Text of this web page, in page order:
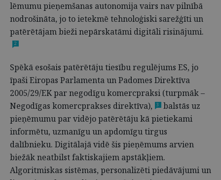
lēmumu pieņemšanas autonomija vairs nav pilnībā
nodrošināta, jo to ietekmē tehnoloģiski sarežģīti un
patērētājam bieži nepārskatāmi digitāli risinājumi.
2
Spēkā esošais patērētāju tiesību regulējums ES, jo
īpaši Eiropas Parlamenta un Padomes Direktīva
2005/29/EK par negodīgu komercpraksi (turpmāk –
Negodīgas komercprakses direktīva),
3
balstās uz
pieņēmumu par vidējo patērētāju kā pietiekami
informētu, uzmanīgu un apdomīgu tirgus
dalībnieku. Digitālajā vidē šis pieņēmums arvien
biežāk neatbilst faktiskajiem apstākļiem.
Algoritmiskas sistēmas, personalizēti piedāvājumi un